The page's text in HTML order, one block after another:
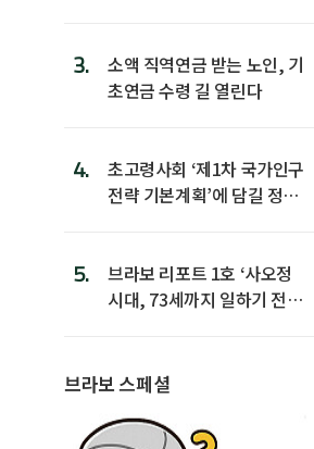
3.
소액 직역연금 받는 노인, 기
초연금 수령 길 열린다
4.
초고령사회 ‘제1차 국가인구
전략 기본계획’에 담길 정책
5.
브라보 리포트 1호 ‘사오정
시대, 73세까지 일하기 전략’
브라보 스페셜